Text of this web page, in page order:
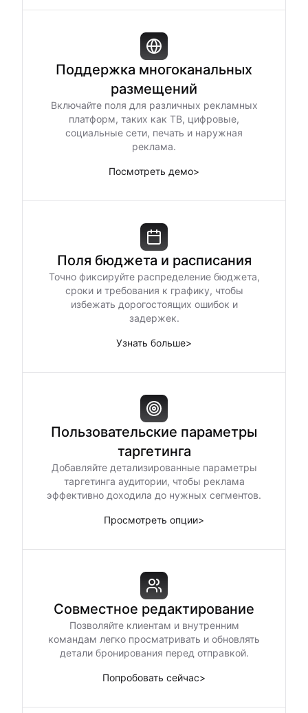
Поддержка многоканальных
размещений
Включайте поля для различных рекламных
платформ, таких как ТВ, цифровые,
социальные сети, печать и наружная
реклама.
Посмотреть демо>
Поля бюджета и расписания
Точно фиксируйте распределение бюджета,
сроки и требования к графику, чтобы
избежать дорогостоящих ошибок и
задержек.
Узнать больше>
Пользовательские параметры
таргетинга
Добавляйте детализированные параметры
таргетинга аудитории, чтобы реклама
эффективно доходила до нужных сегментов.
Просмотреть опции>
Совместное редактирование
Позволяйте клиентам и внутренним
командам легко просматривать и обновлять
детали бронирования перед отправкой.
Попробовать сейчас>